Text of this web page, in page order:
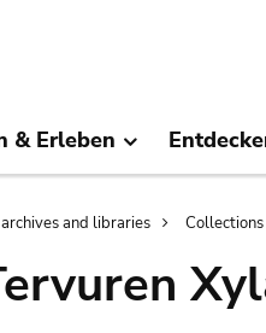
& Erleben
and libraries Collections